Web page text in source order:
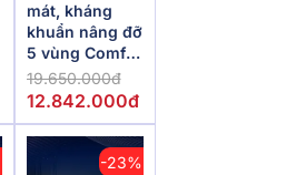
mát, kháng
khuẩn nâng đỡ
5 vùng Comfy
Lux 1.0
19.650.000đ
12.842.000đ
-23%